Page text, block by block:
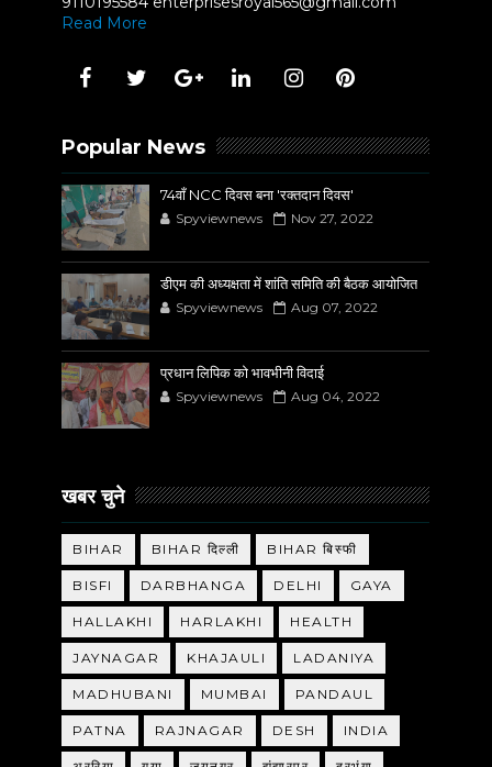
Read More
Popular News
74वाँ NCC दिवस बना 'रक्तदान दिवस'
Spyviewnews Nov 27, 2022
डीएम की अध्यक्षता में शांति समिति की बैठक आयोजित
Spyviewnews Aug 07, 2022
प्रधान लिपिक को भावभीनी विदाई
Spyviewnews Aug 04, 2022
खबर चुने
BIHAR BIHAR दिल्ली BIHAR बिस्फी
BISFI DARBHANGA DELHI GAYA
HALLAKHI HARLAKHI HEALTH
JAYNAGAR KHAJAULI LADANIYA
MADHUBANI MUMBAI PANDAUL
PATNA RAJNAGAR DESH INDIA